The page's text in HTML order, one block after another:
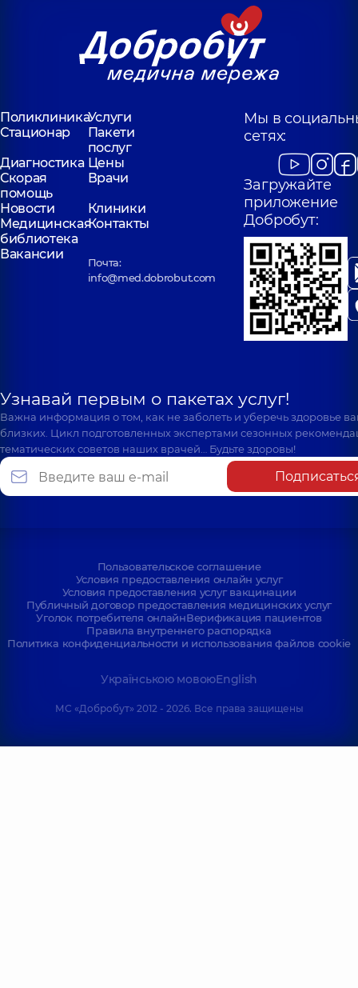
ПоликлиникаУслуги
Стационар
Пакети
послуг
Диагностика Цены
Скорая
помощь
Врачи
Новости
Клиники
Медицинская
библиотека
Контакты
Вакансии
Почта:
info@med.dobrobut.com
Мы в
сетях:
Загружайте
приложение
Добробут:
Узнавай первым о пакетах услуг!
Важна информация о том, как не заболеть и уберечь здоровье
близких. Цикл подготовленных экспертами сезонных
тематических советов наших врачей… Будьте здоровы!
Пользовательское соглашение
Условия предоставления онлайн услуг
Условия предоставления услуг вакцинации
Публичный договор предоставления медицинских услуг
Уголок потребителя онлайнВерификация пациентов
Правила внутреннего распорядка
Политика конфиденциальности и использования файлов cookie
Українською мовоюEnglish
МС «Добробут» 2012 - 2026. Все права защищены